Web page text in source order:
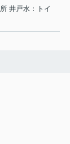
井戸水：トイ